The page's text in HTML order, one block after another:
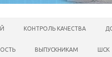
КОНТРОЛЬ КАЧЕСТВА
ВЫПУСКНИКАМ ШСК